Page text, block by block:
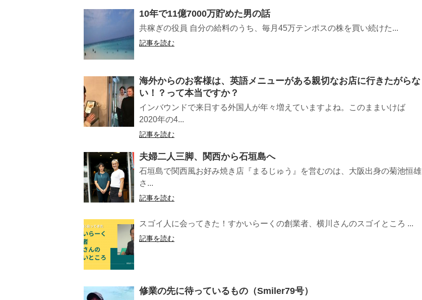
10年で11億7000万貯めた男の話
共稼ぎの役員 自分の給料のうち、毎月45万テンポスの株を買い続けた...
記事を読む
海外からのお客様は、英語メニューがある親切なお店に行きたがらな
い！？って本当ですか？
インバウンドで来日する外国人が年々増えていますよね。このままいけば
2020年の4...
記事を読む
夫婦二人三脚、関西から石垣島へ
石垣島で関西風お好み焼き店『まるじゅう』を営むのは、大阪出身の菊池恒雄
さ...
記事を読む
スゴイ人に会ってきた！すかいらーくの創業者、横川さんのスゴイところ ...
記事を読む
修業の先に待っているもの（Smiler79号）